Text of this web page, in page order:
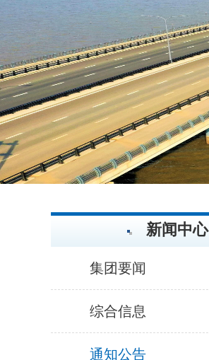
新闻中心
集团要闻
综合信息
通知公告